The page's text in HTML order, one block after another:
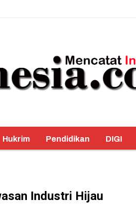
Hukrim Pendidikan DIGI
Industri Hijau